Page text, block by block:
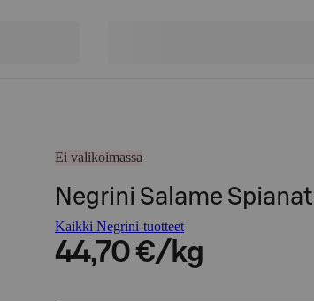
Ei valikoimassa
Negrini Salame
Kaikki Negrini-tuotteet
44,70 €/kg